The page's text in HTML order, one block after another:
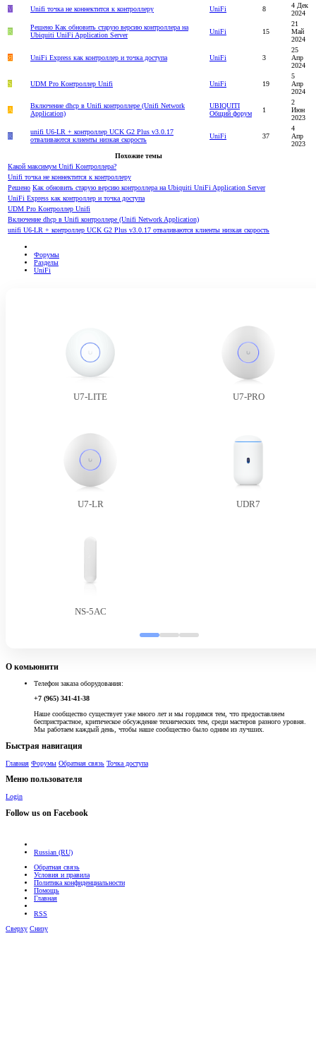
V
Unifi точка не коннектится к контроллеру UniFi 8
4 Дек
2024
R
Решено Как обновить старую версию контроллера на
Ubiquiti UniFi Application Server
UniFi 15
21
Май
2024
Я UniFi Express как контроллер и точка доступа UniFi 3
25
Апр
2024
S UDM Pro Контроллер Unifi UniFi 19
5
Апр
2024
A
Включение dhcp в Unifi контроллере (Unifi Network
Application)
UBIQUITI
Общий форум
1
2
Июн
2023
R
unifi U6-LR + контроллер UCK G2 Plus v3.0.17
отваливаются клиенты низкая скорость
UniFi 37
4
Апр
2023
Похожие темы
Какой максимум Unifi Контроллера?
Unifi точка не коннектится к контроллеру
Решено Как обновить старую версию контроллера на Ubiquiti UniFi Application Server
UniFi Express как контроллер и точка доступа
UDM Pro Контроллер Unifi
Включение dhcp в Unifi контроллере (Unifi Network Application)
unifi U6-LR + контроллер UCK G2 Plus v3.0.17 отваливаются клиенты низкая скорость
Форумы
Разделы
UniFi
U7-LITE U7-PRO
U7-LR UDR7
NS-5AC
О комьюнити
Телефон заказа оборудования:
+7 (965) 341-41-38
Наше сообщество существует уже много лет и мы гордимся тем, что предоставляем
беспристрастное, критическое обсуждение технических тем, среди мастеров разного уровня.
Мы работаем каждый день, чтобы наше сообщество было одним из лучших.
Быстрая навигация
Главная Форумы Обратная связь Точка доступа
Меню пользователя
Login
Follow us on Facebook
Russian (RU)
Обратная связь
Условия и правила
Политика конфиденциальности
Помощь
Главная
RSS
Сверху Снизу